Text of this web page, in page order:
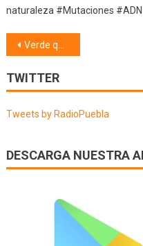
naturaleza #Mutaciones
Navegación
de
entradas
Verde que te quiero verde (22/02/19)
TWITTER
Tweets by RadioPuebla
DESCARGA NUESTRA